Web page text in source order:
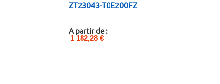
ZT23043-T0E200FZ
A partir de :
1 182,28 €